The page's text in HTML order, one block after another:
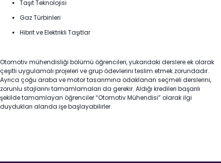
Taşıt Teknolojisi
Gaz Türbinleri
Hibrit ve Elektrikli Taşıtlar
Otomotiv mühendisliği bölümü öğrencileri, yukarıdaki derslere ek olarak
çeşitli uygulamalı projeleri ve grup ödevlerini teslim etmek zorundadır.
Ayrıca çoğu araba ve motor tasarımına odaklanan seçmeli derslerini,
zorunlu stajlarını tamamlamaları da gerekir. Aldığı kredileri başarılı
şekilde tamamlayan öğrenciler “Otomotiv Mühendisi” olarak ilgi
duydukları alanda işe başlayabilirler.